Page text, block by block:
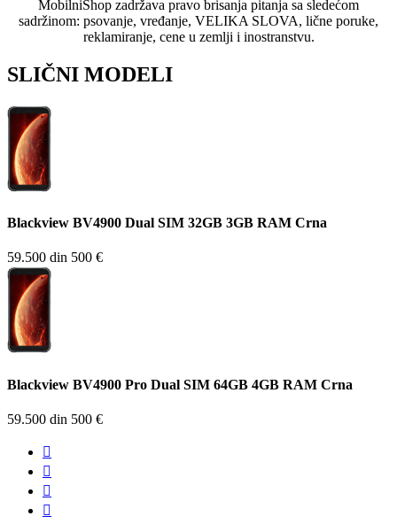
MobilniShop zadržava pravo brisanja pitanja sa sledećom
sadržinom: psovanje, vređanje, VELIKA SLOVA, lične poruke,
reklamiranje, cene u zemlji i inostranstvu.
SLIČNI MODELI
Blackview BV4900 Dual SIM 32GB 3GB RAM Crna
59.500 din 500 €
Blackview BV4900 Pro Dual SIM 64GB 4GB RAM Crna
59.500 din 500 €



